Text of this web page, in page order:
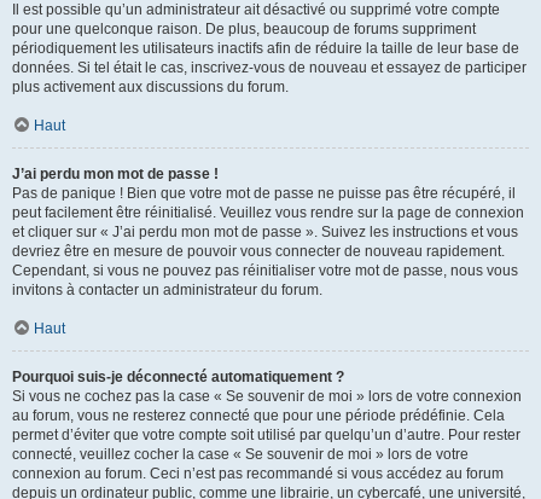
Il est possible qu’un administrateur ait désactivé ou supprimé votre compte
pour une quelconque raison. De plus, beaucoup de forums suppriment
périodiquement les utilisateurs inactifs afin de réduire la taille de leur base de
données. Si tel était le cas, inscrivez-vous de nouveau et essayez de participer
plus activement aux discussions du forum.
Haut
J’ai perdu mon mot de passe !
Pas de panique ! Bien que votre mot de passe ne puisse pas être récupéré, il
peut facilement être réinitialisé. Veuillez vous rendre sur la page de connexion
et cliquer sur « J’ai perdu mon mot de passe ». Suivez les instructions et vous
devriez être en mesure de pouvoir vous connecter de nouveau rapidement.
Cependant, si vous ne pouvez pas réinitialiser votre mot de passe, nous vous
invitons à contacter un administrateur du forum.
Haut
Pourquoi suis-je déconnecté automatiquement ?
Si vous ne cochez pas la case « Se souvenir de moi » lors de votre connexion
au forum, vous ne resterez connecté que pour une période prédéfinie. Cela
permet d’éviter que votre compte soit utilisé par quelqu’un d’autre. Pour rester
connecté, veuillez cocher la case « Se souvenir de moi » lors de votre
connexion au forum. Ceci n’est pas recommandé si vous accédez au forum
depuis un ordinateur public, comme une librairie, un cybercafé, une université,